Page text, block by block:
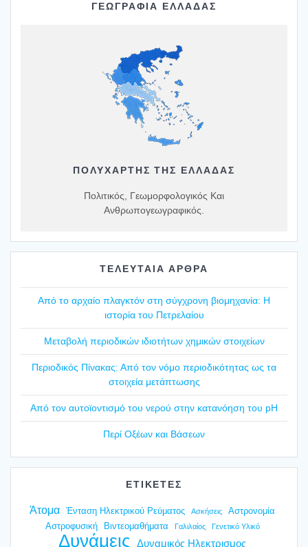
ΓΕΩΓΡΑΦΙΑ ΕΛΛΑΔΑΣ
ΠΟΛΥΧΆΡΤΗΣ ΤΗΣ ΕΛΛΆΔΑΣ
Πολιτικός, Γεωμορφολογικός Και
Ανθρωπογεωγραφικός.
ΤΕΛΕΥΤΑΙΑ ΑΡΘΡΑ
Από το αρχαίο πλαγ­κτόν στη σύγ­χρο­νη βιο­μη­χα­νία: Η
ιστο­ρία του Πετρε­λαί­ου
Mετα­βο­λή περιο­δι­κών ιδιο­τή­των χημι­κών στοι­χεί­ων
Περιο­δι­κός Πίνα­κας: Από τον νόμο περιο­δι­κό­τη­τας ως τα
στοι­χεία μετά­πτω­σης
Από τον αυτοϊ­ο­ντι­σμό του νερού στην κατα­νό­η­ση του pH
Περί Οξέ­ων και Βάσε­ων
ΕΤΙΚΕΤΕΣ
Άτομα Ένταση Ηλεκτρικού Ρεύματος Ασκήσεις
Αστρονομία
Αστροφυσική
Βιντεομαθήματα Γαλιλαίος Γενετικό Υλικό
Δυνάμεις Δυναμικός Ηλεκτρισμος